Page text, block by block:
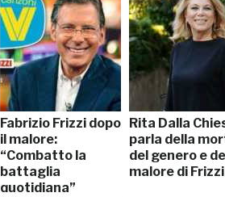
Fabrizio Frizzi dopo
il malore:
“Combatto la
battaglia
quotidiana”
Rita Dalla
parla della
del genero e del
malore di Frizzi